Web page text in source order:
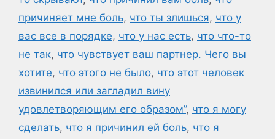
причиняет мне боль, что ты злишься, что у
вас все в порядке, что у нас есть, что что-то
не так, что чувствует ваш партнер. Чего вы
хотите, что этого не было, что этот человек
извинился или загладил вину
удовлетворяющим его образом”, что я могу
сделать, что я причинил ей боль, что я